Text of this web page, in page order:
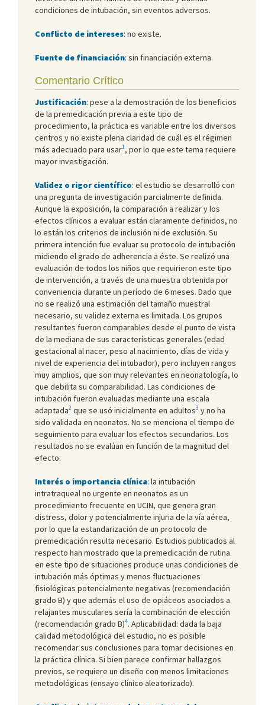
condiciones de intubación, sin eventos adversos.
Conflicto de intereses: no existe.
Fuente de financiación: sin financiación externa.
Comentario Crítico
Justificación: pese a la demostración de los beneficios
de la premedicación previa a este tipo de
procedimiento, la práctica es variable entre los diversos
centros y no existe plena claridad de cuál es el régimen
más adecuado para usar1, por lo que este tema requiere
mayor investigación.
Validez o rigor científico: el estudio se desarrolló con
una pregunta de investigación parcialmente definida.
Aunque la exposición, la comparación a realizar y los
efectos clínicos a evaluar están claramente definidos, no
lo están los criterios de inclusión ni de exclusión. Su
primera intención fue evaluar su protocolo de intubación
midiendo el grado de adherencia a éste. Se realizó una
evaluación de todos los niños que requirieron este tipo
de intervención, a través de una muestra obtenida por
conveniencia durante un período de 6 meses. Dado que
no se realizó una estimación del tamaño muestral
necesario, su validez externa es limitada. Los grupos
resultantes fueron comparables desde el punto de vista
de la mediana de sus características generales (edad
gestacional al nacer, peso al nacimiento, días de vida y
nivel de experiencia del intubador), pero incluyen rangos
muy amplios, que son muy relevantes en neonatología, lo
que debilita su comparabilidad. Las condiciones de
intubación fueron evaluadas mediante una escala
adaptada2 que se usó inicialmente en adultos3 y no ha
sido validada en neonatos. No se menciona el tiempo de
seguimiento para evaluar los efectos secundarios. Los
resultados no se evalúan en función de la magnitud del
efecto.
Interés o importancia clínica: la intubación
intratraqueal no urgente en neonatos es un
procedimiento frecuente en UCIN, que genera gran
distress, dolor y potencialmente injuria de la vía aérea,
por lo que la estandarización de un protocolo de
premedicación resulta necesario. Estudios publicados al
respecto han mostrado que la premedicación de rutina
en este tipo de situaciones produce unas condiciones de
intubación más óptimas y menos fluctuaciones
fisiológicas potencialmente negativas (recomendación
grado B) y que además el uso de opiáceos asociados a
relajantes musculares sería la combinación de elección
(recomendación grado B)4. Aplicabilidad: dada la baja
calidad metodológica del estudio, no es posible
recomendar sus conclusiones para tomar decisiones en
la práctica clínica. Si bien parece confirmar hallazgos
previos, se requiere un diseño con menos limitaciones
metodológicas (ensayo clínico aleatorizado).